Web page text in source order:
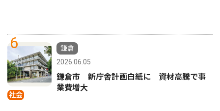
6
社会
鎌倉
2026.06.05
鎌倉市 新庁舎計画白紙に 資材高騰で事
業費増大